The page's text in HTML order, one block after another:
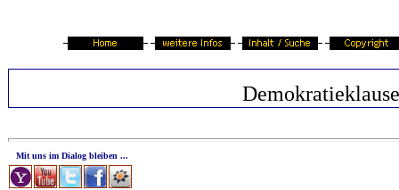
Mit uns im Dialog bleiben ...